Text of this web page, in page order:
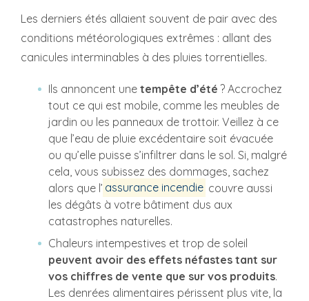
Les derniers étés allaient souvent de pair avec des
conditions météorologiques extrêmes : allant des
canicules interminables à des pluies torrentielles.
Ils annoncent une tempête d’été ? Accrochez
tout ce qui est mobile, comme les meubles de
jardin ou les panneaux de trottoir. Veillez à ce
que l’eau de pluie excédentaire soit évacuée
ou qu’elle puisse s’infiltrer dans le sol. Si, malgré
cela, vous subissez des dommages, sachez
alors que l’ assurance incendie couvre aussi
les dégâts à votre bâtiment dus aux
catastrophes naturelles.
Chaleurs intempestives et trop de soleil
peuvent avoir des effets néfastes tant sur
vos chiffres de vente que sur vos produits.
Les denrées alimentaires périssent plus vite, la